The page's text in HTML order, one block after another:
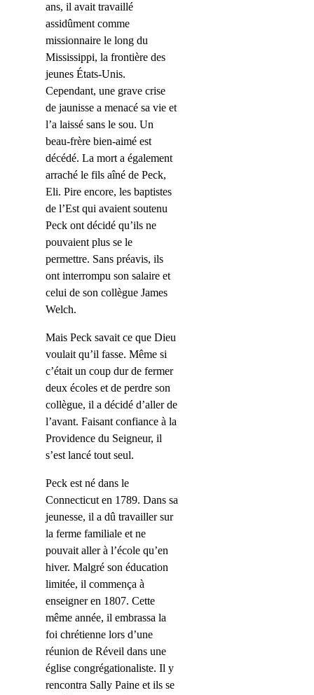
ans, il avait travaillé
assidûment comme
missionnaire le long du
Mississippi, la frontière des
jeunes États-Unis.
Cependant, une grave crise
de jaunisse a menacé sa vie et
l’a laissé sans le sou. Un
beau-frère bien-aimé est
décédé. La mort a également
arraché le fils aîné de Peck,
Eli. Pire encore, les baptistes
de l’Est qui avaient soutenu
Peck ont décidé qu’ils ne
pouvaient plus se le
permettre. Sans préavis, ils
ont interrompu son salaire et
celui de son collègue James
Welch.
Mais Peck savait ce que Dieu
voulait qu’il fasse. Même si
c’était un coup dur de fermer
deux écoles et de perdre son
collègue, il a décidé d’aller de
l’avant. Faisant confiance à la
Providence du Seigneur, il
s’est lancé tout seul.
Peck est né dans le
Connecticut en 1789. Dans sa
jeunesse, il a dû travailler sur
la ferme familiale et ne
pouvait aller à l’école qu’en
hiver. Malgré son éducation
limitée, il commença à
enseigner en 1807. Cette
même année, il embrassa la
foi chrétienne lors d’une
réunion de Réveil dans une
église congrégationaliste. Il y
rencontra Sally Paine et ils se